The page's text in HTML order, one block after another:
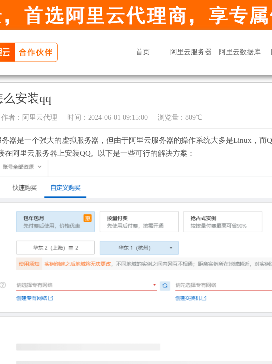
首页 阿里云服务器 阿里云数据库
安装qq
作者： 阿里云代理 时间：2024-06-01 09:15:00 浏览量：809℃
器是一个强大的虚拟服务器，但由于阿里云服务器的操作系统大多是Linux，而
在阿里云服务器上安装QQ。以下是一些可行的解决方案：